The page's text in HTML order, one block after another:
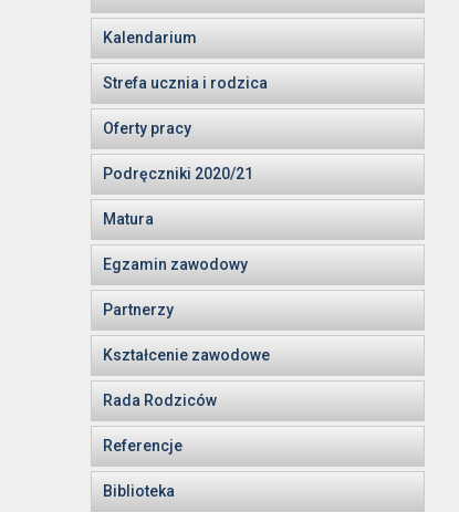
Kalendarium
Strefa ucznia i rodzica
Oferty pracy
Podręczniki 2020/21
Matura
Egzamin zawodowy
Partnerzy
Kształcenie zawodowe
Rada Rodziców
Referencje
Biblioteka